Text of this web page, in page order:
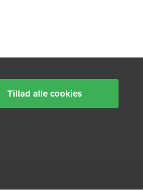
Tillad alle cookies